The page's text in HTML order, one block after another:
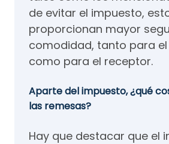
de evitar el impuesto,
proporcionan mayor
comodidad, tanto para
como para el receptor.
Aparte del impuesto, ¿qué
las remesas?
Hay que destacar que el